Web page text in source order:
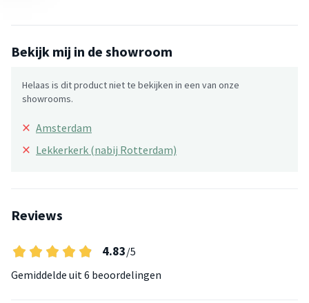
Bekijk mij in de showroom
Helaas is dit product niet te bekijken in een van onze
showrooms.
× Amsterdam
× Lekkerkerk (nabij Rotterdam)
Reviews
4.83/5
Gemiddelde uit 6 beoordelingen